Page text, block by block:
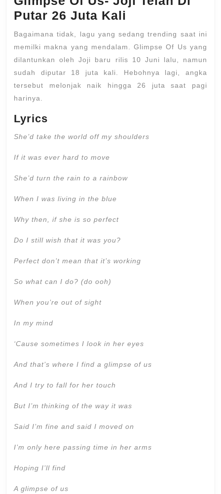
Putar 26 Juta Kali
Bagaimana tidak, lagu yang sedang trending saat ini
memilki makna yang mendalam. Glimpse Of Us yang
dilantunkan oleh Joji baru rilis 10 Juni lalu, namun
sudah diputar 18 juta kali. Hebohnya lagi, angka
tersebut melonjak naik hingga 26 juta saat pagi
harinya.
Lyrics
She’d take the world off my shoulders
If it was ever hard to move
She’d turn the rain to a rainbow
When I was living in the blue
Why then, if she is so perfect
Do I still wish that it was you?
Perfect don’t mean that it’s working
So what can I do? (do ooh)
When you’re out of sight
In my mind
‘Cause sometimes I look in her eyes
And that’s where I find a glimpse of us
And I try to fall for her touch
But I’m thinking of the way it was
Said I’m fine and said I moved on
I’m only here passing time in her arms
Hoping I’ll find
A glimpse of us